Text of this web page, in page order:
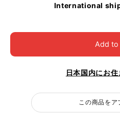
International
Add to
日本国内にお
この商品をア